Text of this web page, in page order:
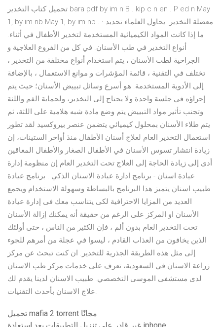
تحميل كتاب التخدير bara pdf by im n B . kip c n en . P ed n May
1, by im nb May 1, by im nb . · معضلة التخدير. يحاول العلماء تحديد
ما إذا كانت المواد الكيميائية المستخدمة لتخدير الأطفال في أثناء.
أنواع التخدير في طب الأسنان. في كل من الفروع العلاجية و
الجراحية لطب الأسنان ، يتم استخدام أنواع مختلفة من التخدير ،
تختلف في التقنية ، قائمة المؤشرات و موانع الاستعمال ، بالإضافة
إلى الأدوية المستخدمة. هو أسرع وسائل تبييض الأسنان؛ حيث يتم
إجراؤه في جلسة واحدة ولا يحتاج إلى التخدير، ولحماية الفم واللثة
وتجنب تأثير مواد التبييض يتم وضع مادة شبه هلامية على اللثة، ثم
يتم طلاء الأسنان بمحلول كيميائي يتضمن عنصر بيروكسيد لقد تطور
استعمال التخدير العام لعلاج أسنان الأطفال منذ أواخر الستينات، إن
زيادة انتشار تسوس الأسنان في الأطفال الصغار والأطفال المعاقين
أدى إلى زيادة الحاجة إلى العلاج تحت التخدير العام إن منظومة إدارة
عيادة اسنان - برنامج ادارة عيادة الاسنان الذكي . برنامج عيادة
طبيب اسنان يتميز هذا البرنامج بالبساطة وسهولة الاستخدام ويجمع
العديد من المزايا الاحترافية لكى يتناسب معك فى إدارة عيادة
الأسنان او المركز على الرغم من حقيقة أنه يمكنك إزالة الأسنان
تحت التخدير العام بدون ألم ، فإن الكثير من الناس ، حتى أولئك
الذين يخافون من العذاب القادم ، ليسوا في عجلة من أمرهم للجوء
إلى مثل هذه الطريقة الجذرية للتخدير. ان كنت تبحث عن مركز
زراعة الاسنان في السعودية، تعرف على خدمات مركز طب الاسنان
لدى مستشفى الموسى التخصصي. طبيب الاسنان لدينا يقدم لك
علاج الاسنان بأحدث التقنيات.
تحميل mafia 2 torrent مجانًا